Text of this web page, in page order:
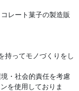
レート菓子の製造販
持ってモノづくりをし
・社会的責任を考慮
を使用しておりま